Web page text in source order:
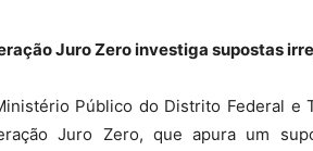
Juro Zero investiga supostas
Público do Distrito Federal e
Juro Zero, que apura um